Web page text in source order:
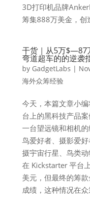
3D打印机品牌
筹集888万美金，创
干货｜从5万$—87
弯道超车的的逆袭
by GadgetLabs |
海外众筹经验
今天，本篇文章小
台上的黑科技产品
一台望远镜和相机
鸟爱好者、摄影爱
摄宇宙行星、鸟类
在 Kickstarter 平台
美元，但最终的筹
成绩，这种情况在